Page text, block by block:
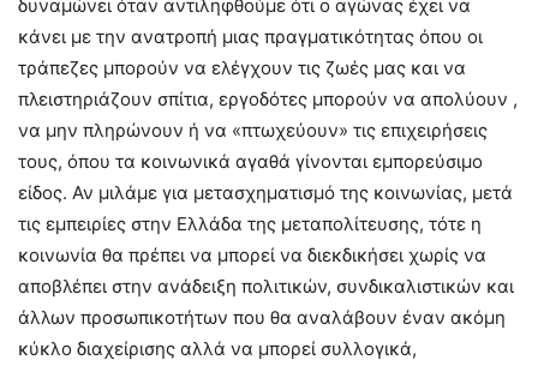
δυναμώνει όταν αντιληφθούμε ότι ο αγώνας έχει να
κάνει με την ανατροπή μιας πραγματικότητας όπου οι
τράπεζες μπορούν να ελέγχουν τις ζωές μας και να
πλειστηριάζουν σπίτια, εργοδότες μπορούν να απολύουν ,
να μην πληρώνουν ή να «πτωχεύουν» τις επιχειρήσεις
τους, όπου τα κοινωνικά αγαθά γίνονται εμπορεύσιμο
είδος. Αν μιλάμε για μετασχηματισμό της κοινωνίας, μετά
τις εμπειρίες στην Ελλάδα της μεταπολίτευσης, τότε η
κοινωνία θα πρέπει να μπορεί να διεκδικήσει χωρίς να
αποβλέπει στην ανάδειξη πολιτικών, συνδικαλιστικών και
άλλων προσωπικοτήτων που θα αναλάβουν έναν ακόμη
κύκλο διαχείρισης αλλά να μπορεί συλλογικά,